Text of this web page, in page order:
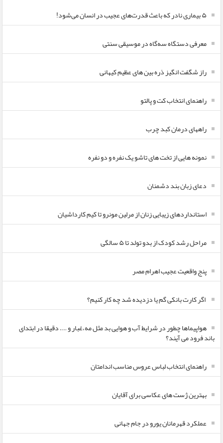
۵ بیماری نادر که باعث قدرت‌های عجیب در انسان می‌شود!
معرفی دستگاه سه‌گاه در موسیقی سنتی
راز شگفت انگیز ذره بین های عظیم کیهانی
راهنمای انتخاب کت و پالتو
راههای درمان کبد چرب
نمونه هایی از تخت های تاشو یک نفره و دو نفره
دعای زبان بند دشمنان
استانداردهای زیبایی زنان از مرلین مونرو تا کیم کارداشیان
مراحل رشد کودک از بدو تولد تا ۵ سالگی
پنج واقعیت عجیب اهرام مصر
اگر کارت بانکی گم یا دزدیده شد چه کار کنیم؟
هواپیماها چطور در شرایط آب و هوایی بد مثل مه،غبار و …. دقیقا در ابتدای
باند فرود می آیند؟
راهنمای انتخاب لباس عروس مناسب اندامتان
بهترین ژست های عکاسی برای آقایان
عملکرد قهرمانان یورو در جام جهانی